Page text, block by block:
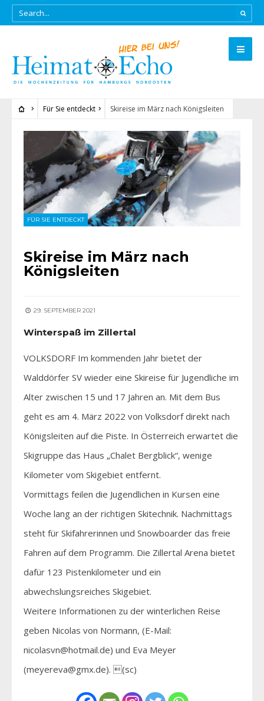
Für Sie entdeckt Skireise im März nach Königsleiten
FÜR SIE ENTDECKT
Skireise im März nach
Königsleiten
29. SEPTEMBER 2021
Winterspaß im Zillertal
VOLKSDORF Im kommenden Jahr bietet der
Walddörfer SV wieder eine Skireise für Jugendliche im
Alter zwischen 15 und 17 Jahren an. Mit dem Bus
geht es am 4. März 2022 von Volksdorf direkt nach
Königsleiten auf die Piste. In Österreich erwartet die
Skigruppe das Haus „Chalet Bergblick“, wenige
Kilometer vom Skigebiet entfernt.
Vormittags feilen die Jugendlichen in Kursen eine
Woche lang an der richtigen Skitechnik. Nachmittags
steht für Skifahrerinnen und Snowboarder das freie
Fahren auf dem Programm. Die Zillertal Arena bietet
dafür 123 Pistenkilometer und ein
abwechslungsreiches Skigebiet.
Weitere Informationen zu der winterlichen Reise
geben Nicolas von Normann, (E-Mail:
nicolasvn@hotmail.de) und Eva Meyer
(meyereva@gmx.de). (sc)